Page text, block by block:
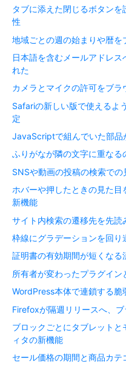
タブに添えた閉じるボタン
性
地域ごとの週の始まりや暦
日本語を含むメールアドレ
れた
カメラとマイクの許可をブ
Safariの新しい版で使えるよ
定
JavaScriptで組んでいた部品
ふりがなが隣の文字に重な
SNSや動画の投稿の検索で
ホバーや押したときの見た
新機能
サイト内検索の遷移先を先
枠線にグラデーションを回
証明書の有効期間が短くな
所有者が変わったプラグイ
WordPress本体で連鎖する
Firefoxが隔週リリースへ、
ブロックごとにタブレット
ィタの新機能
セール価格の期間と商品カ